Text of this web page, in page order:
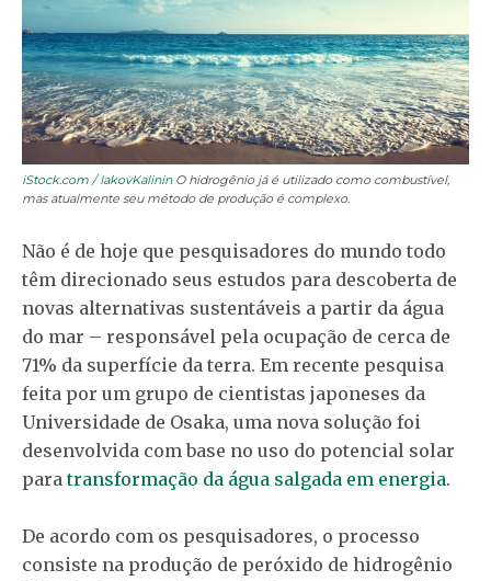
iStock.com / IakovKalininO hidrogênio já é utilizado como combustível,
mas atualmente seu método de produção é complexo.
Não é de hoje que pesquisadores do mundo todo
têm direcionado seus estudos para descoberta de
novas alternativas sustentáveis a partir da água
do mar – responsável pela ocupação de cerca de
71% da superfície da terra. Em recente pesquisa
feita por um grupo de cientistas japoneses da
Universidade de Osaka, uma nova solução foi
desenvolvida com base no uso do potencial solar
paratransformação da água salgada em energia.
De acordo com os pesquisadores, o processo
consiste na produção de peróxido de hidrogênio